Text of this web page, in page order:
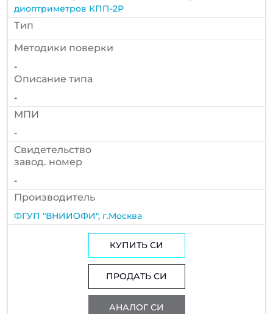
диоптриметров КПП-2Р
Тип
Методики поверки
-
Описание типа
-
МПИ
-
Cвидетельство
завод. номер
-
Производитель
ФГУП "ВНИИОФИ", г.Москва
КУПИТЬ СИ
ПРОДАТЬ СИ
АНАЛОГ СИ